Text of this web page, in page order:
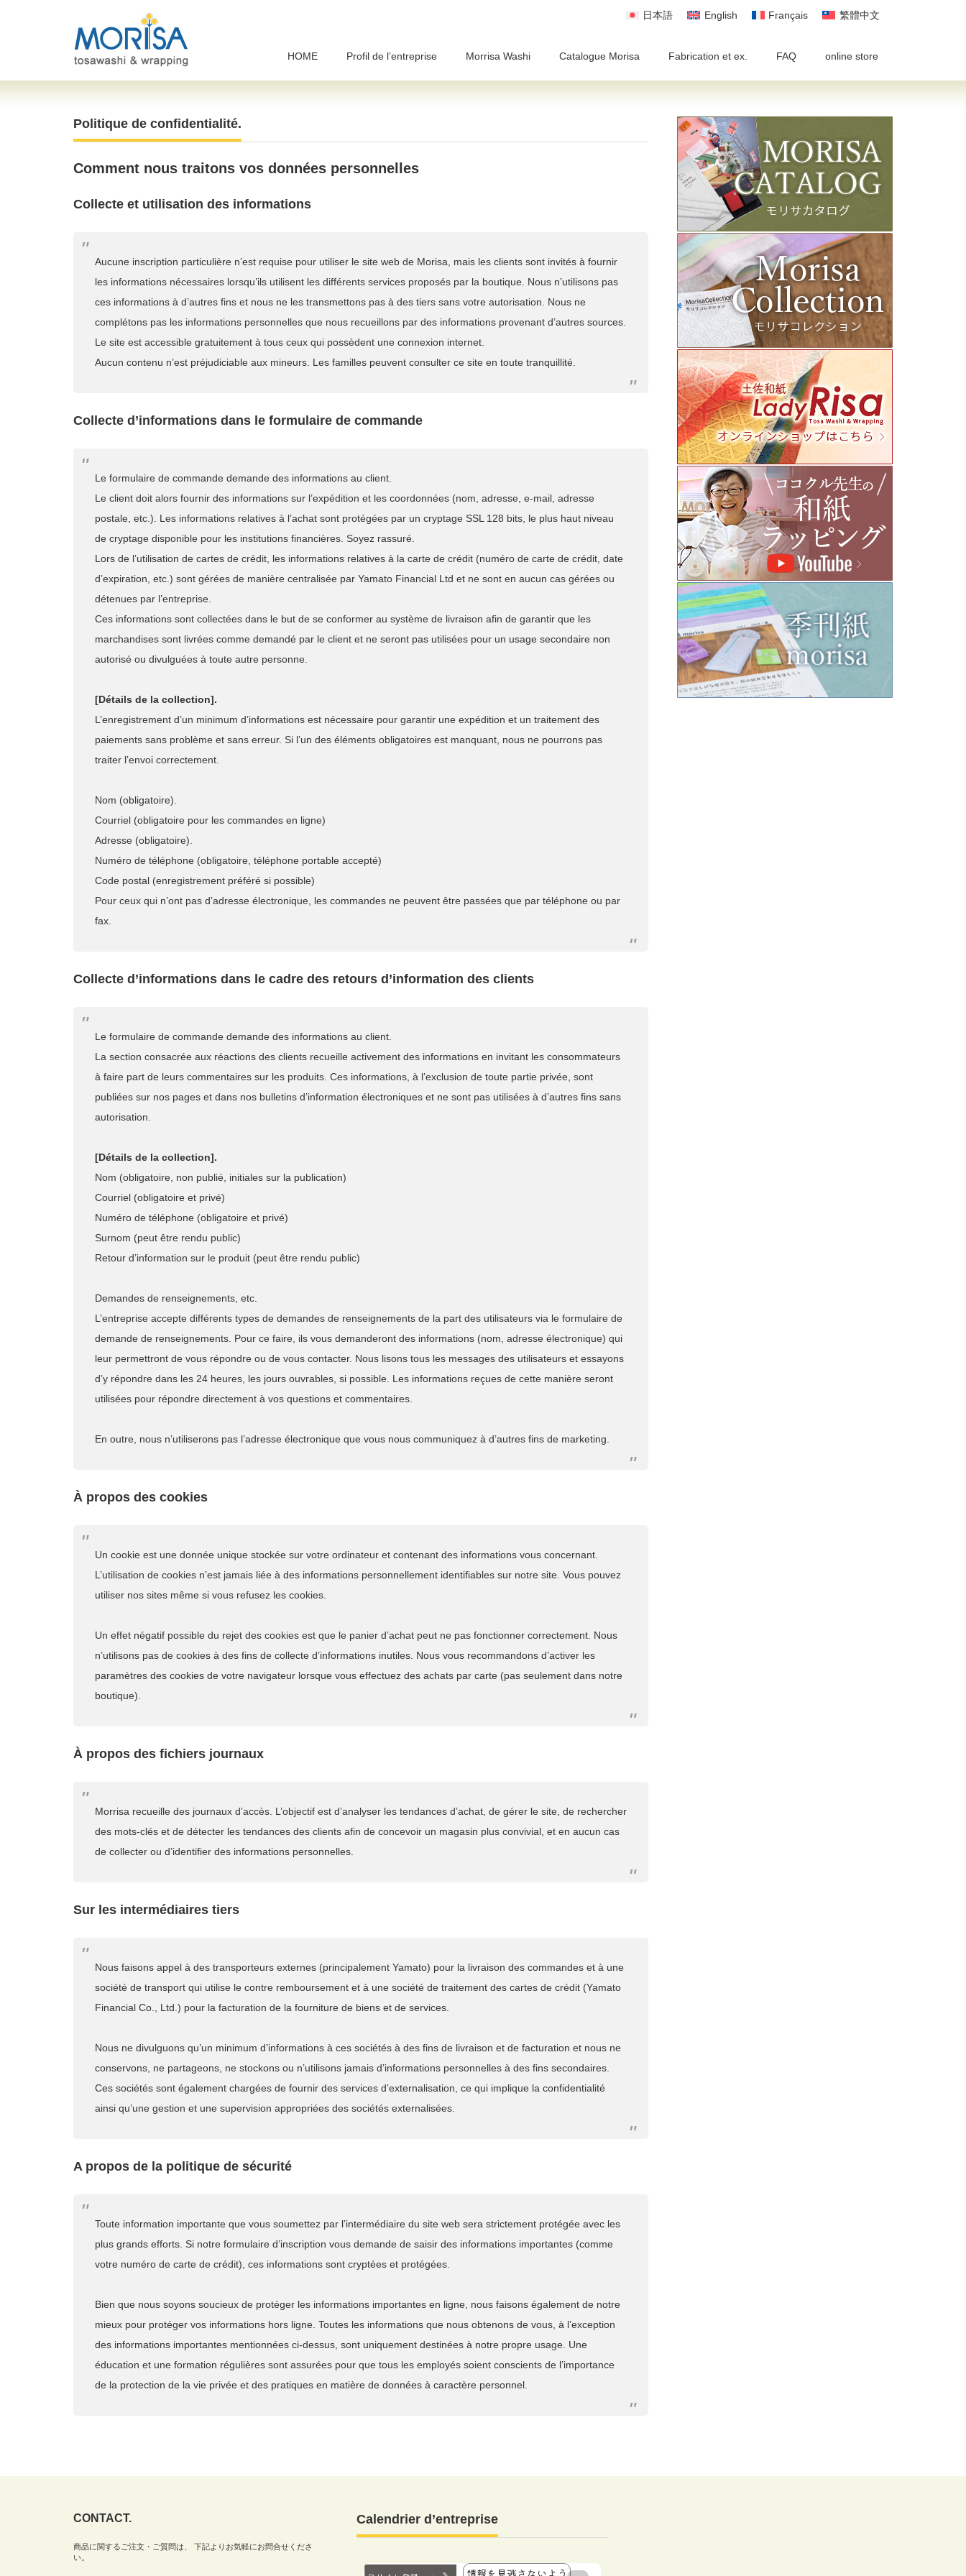
日本語 English Français 繁體中文
HOME Profil de l’entreprise Morrisa Washi Catalogue Morisa Fabrication et ex. FAQ online store
Politique de confidentialité.
Comment nous traitons vos données personnelles
Collecte et utilisation des informations
Aucune inscription particulière n’est requise pour utiliser le site web de Morisa, mais les clients sont invités à fournir
les informations nécessaires lorsqu’ils utilisent les différents services proposés par la boutique. Nous n’utilisons pas
ces informations à d’autres fins et nous ne les transmettons pas à des tiers sans votre autorisation. Nous ne
complétons pas les informations personnelles que nous recueillons par des informations provenant d’autres sources.
Le site est accessible gratuitement à tous ceux qui possèdent une connexion internet.
Aucun contenu n’est préjudiciable aux mineurs. Les familles peuvent consulter ce site en toute tranquillité.
Collecte d’informations dans le formulaire de commande
Le formulaire de commande demande des informations au client.
Le client doit alors fournir des informations sur l’expédition et les coordonnées (nom, adresse, e-mail, adresse
postale, etc.). Les informations relatives à l’achat sont protégées par un cryptage SSL 128 bits, le plus haut niveau
de cryptage disponible pour les institutions financières. Soyez rassuré.
Lors de l’utilisation de cartes de crédit, les informations relatives à la carte de crédit (numéro de carte de crédit, date
d’expiration, etc.) sont gérées de manière centralisée par Yamato Financial Ltd et ne sont en aucun cas gérées ou
détenues par l’entreprise.
Ces informations sont collectées dans le but de se conformer au système de livraison afin de garantir que les
marchandises sont livrées comme demandé par le client et ne seront pas utilisées pour un usage secondaire non
autorisé ou divulguées à toute autre personne.
[Détails de la collection].
L’enregistrement d’un minimum d’informations est nécessaire pour garantir une expédition et un traitement des
paiements sans problème et sans erreur. Si l’un des éléments obligatoires est manquant, nous ne pourrons pas
traiter l’envoi correctement.
Nom (obligatoire).
Courriel (obligatoire pour les commandes en ligne)
Adresse (obligatoire).
Numéro de téléphone (obligatoire, téléphone portable accepté)
Code postal (enregistrement préféré si possible)
Pour ceux qui n’ont pas d’adresse électronique, les commandes ne peuvent être passées que par téléphone ou par
fax.
Collecte d’informations dans le cadre des retours d’information des clients
Le formulaire de commande demande des informations au client.
La section consacrée aux réactions des clients recueille activement des informations en invitant les consommateurs
à faire part de leurs commentaires sur les produits. Ces informations, à l’exclusion de toute partie privée, sont
publiées sur nos pages et dans nos bulletins d’information électroniques et ne sont pas utilisées à d’autres fins sans
autorisation.
[Détails de la collection].
Nom (obligatoire, non publié, initiales sur la publication)
Courriel (obligatoire et privé)
Numéro de téléphone (obligatoire et privé)
Surnom (peut être rendu public)
Retour d’information sur le produit (peut être rendu public)
Demandes de renseignements, etc.
L’entreprise accepte différents types de demandes de renseignements de la part des utilisateurs via le formulaire de
demande de renseignements. Pour ce faire, ils vous demanderont des informations (nom, adresse électronique) qui
leur permettront de vous répondre ou de vous contacter. Nous lisons tous les messages des utilisateurs et essayons
d’y répondre dans les 24 heures, les jours ouvrables, si possible. Les informations reçues de cette manière seront
utilisées pour répondre directement à vos questions et commentaires.
En outre, nous n’utiliserons pas l’adresse électronique que vous nous communiquez à d’autres fins de marketing.
À propos des cookies
Un cookie est une donnée unique stockée sur votre ordinateur et contenant des informations vous concernant.
L’utilisation de cookies n’est jamais liée à des informations personnellement identifiables sur notre site. Vous pouvez
utiliser nos sites même si vous refusez les cookies.
Un effet négatif possible du rejet des cookies est que le panier d’achat peut ne pas fonctionner correctement. Nous
n’utilisons pas de cookies à des fins de collecte d’informations inutiles. Nous vous recommandons d’activer les
paramètres des cookies de votre navigateur lorsque vous effectuez des achats par carte (pas seulement dans notre
boutique).
À propos des fichiers journaux
Morrisa recueille des journaux d’accès. L’objectif est d’analyser les tendances d’achat, de gérer le site, de rechercher
des mots-clés et de détecter les tendances des clients afin de concevoir un magasin plus convivial, et en aucun cas
de collecter ou d’identifier des informations personnelles.
Sur les intermédiaires tiers
Nous faisons appel à des transporteurs externes (principalement Yamato) pour la livraison des commandes et à une
société de transport qui utilise le contre remboursement et à une société de traitement des cartes de crédit (Yamato
Financial Co., Ltd.) pour la facturation de la fourniture de biens et de services.
Nous ne divulguons qu’un minimum d’informations à ces sociétés à des fins de livraison et de facturation et nous ne
conservons, ne partageons, ne stockons ou n’utilisons jamais d’informations personnelles à des fins secondaires.
Ces sociétés sont également chargées de fournir des services d’externalisation, ce qui implique la confidentialité
ainsi qu’une gestion et une supervision appropriées des sociétés externalisées.
A propos de la politique de sécurité
Toute information importante que vous soumettez par l’intermédiaire du site web sera strictement protégée avec les
plus grands efforts. Si notre formulaire d’inscription vous demande de saisir des informations importantes (comme
votre numéro de carte de crédit), ces informations sont cryptées et protégées.
Bien que nous soyons soucieux de protéger les informations importantes en ligne, nous faisons également de notre
mieux pour protéger vos informations hors ligne. Toutes les informations que nous obtenons de vous, à l’exception
des informations importantes mentionnées ci-dessus, sont uniquement destinées à notre propre usage. Une
éducation et une formation régulières sont assurées pour que tous les employés soient conscients de l’importance
de la protection de la vie privée et des pratiques en matière de données à caractère personnel.
CONTACT.
商品に関するご注文・ご質問は、 下記よりお気軽にお問合せくださ
い。
Calendrier d’entreprise